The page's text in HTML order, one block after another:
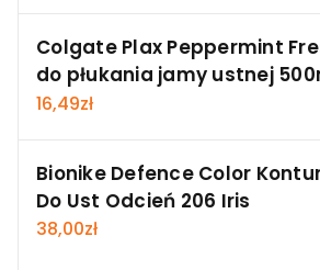
Colgate Plax Peppermint
do płukania jamy ustnej
16,49zł
Bionike Defence Color
Do Ust Odcień 206 Iris
38,00zł